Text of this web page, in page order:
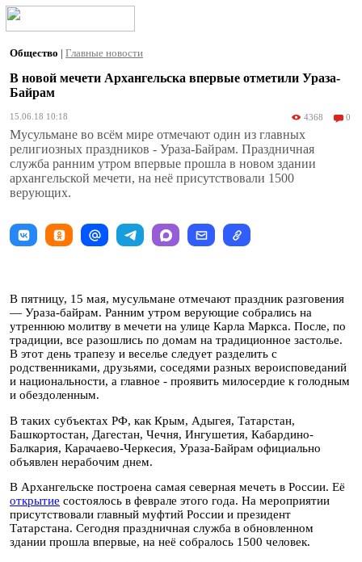
Общество | Главные новости
В новой мечети Архангельска впервые отметили Ураза-
Байрам
15.06.18 10:18 4368 0
Мусульмане во всём мире отмечают один из главных
религиозных праздников - Ураза-Байрам. Праздничная
служба ранним утром впервые прошла в новом здании
архангельской мечети, на неё присутствовали 1500
верующих.
В пятницу, 15 мая, мусульмане отмечают праздник разговения
— Ураза-байрам. Ранним утром верующие собрались на
утреннюю молитву в мечети на улице Карла Маркса. После, по
традиции, все разошлись по домам на традиционное застолье.
В этот день трапезу и веселье следует разделить с
родственниками, друзьями, соседями разных вероисповеданий
и национальности, а главное - проявить милосердие к голодным
и обездоленным.
В таких субъектах РФ, как Крым, Адыгея, Татарстан,
Башкортостан, Дагестан, Чечня, Ингушетия, Кабардино-
Балкария, Карачаево-Черкесия, Ураза-Байрам официально
объявлен нерабочим днем.
В Архангельске построена самая северная мечеть в России. Её
открытие состоялось в феврале этого года. На мероприятии
присутствовали главный муфтий России и президент
Татарстана. Сегодня праздничная служба в обновленном
здании прошла впервые, на неё собралось 1500 человек.